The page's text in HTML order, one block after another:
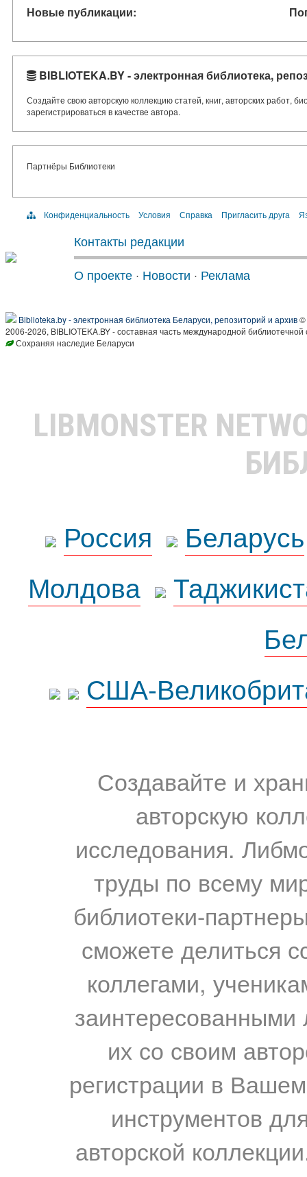
Новые публикации:
BIBLIOTEKA.BY - электронная библиотека,
Создайте свою авторскую коллекцию статей, книг, авторских работ,
зарегистрироваться в качестве автора.
Партнёры Библиотеки
Конфиденциальность Условия Справка Пригласить друга
Контакты редакции
О проекте · Новости · Реклама
Biblioteka.by - электронная библиотека Беларуси, репозиторий и архив©
2006-2026, BIBLIOTEKA.BY - составная часть международной
Сохраняя наследие Беларуси
LIBMONSTER
Россия
Беларусь
Молдова
США-
Создавайте и
авторскую
исследования.
труды по всему
библиотеки-
сможете делиться
коллегами,
их со своим
регистрации в
инструментов
авторской